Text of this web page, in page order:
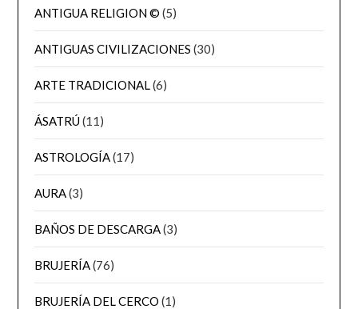
ANTIGUA RELIGION © (5)
ANTIGUAS CIVILIZACIONES (30)
ARTE TRADICIONAL(6)
ÁSATRÚ(11)
ASTROLOGÍA(17)
AURA(3)
BAÑOS DE DESCARGA(3)
BRUJERÍA(76)
BRUJERÍA DEL CERCO (1)